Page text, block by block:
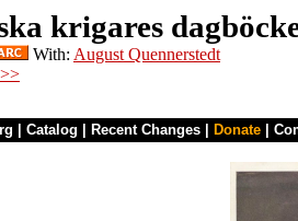
krigares
With: August Quennerstedt
Catalog Recent Changes Donate